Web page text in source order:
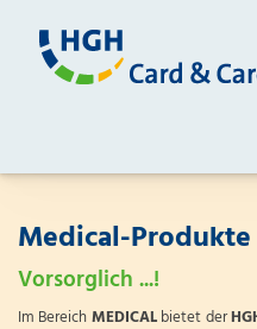
Medical-Produkte
Vorsorglich ...!
Im BereichMEDICALbietet der